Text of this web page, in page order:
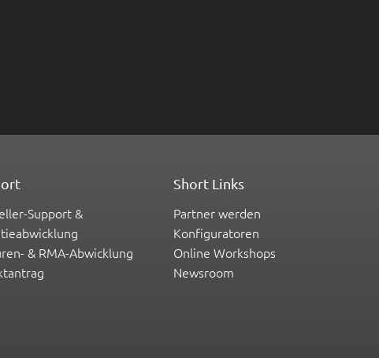
Support &
& RMA-Abwicklung
Short Links
Partner werden
Konfiguratoren
Online Workshops
Newsroom